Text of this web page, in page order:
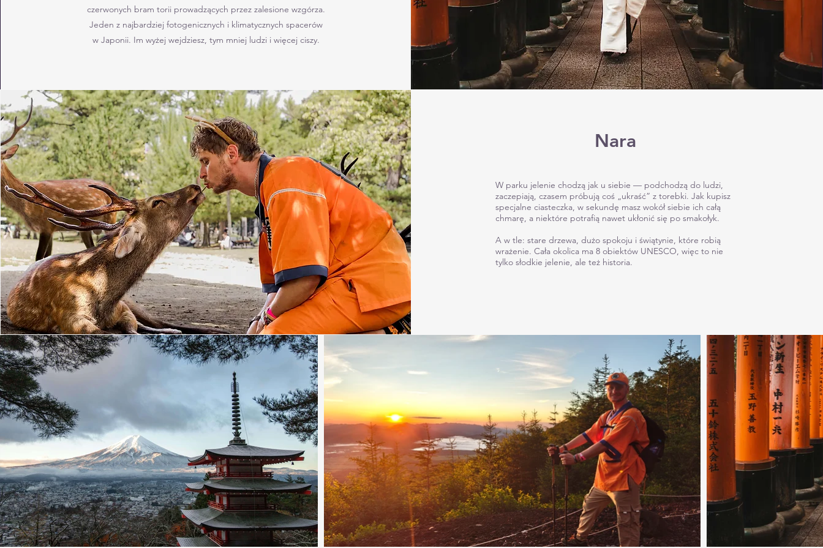
czerwonych bram torii prowadzących przez zalesione wzgórza.
Jeden z najbardziej fotogenicznych i klimatycznych spacerów
w Japonii. Im wyżej wejdziesz, tym mniej ludzi i więcej ciszy.
Nara
W parku jelenie chodzą jak u siebie — podchodzą do ludzi,
zaczepiają, czasem próbują coś „ukraść” z torebki. Jak kupisz
specjalne ciasteczka, w sekundę masz wokół siebie ich całą
chmarę, a niektóre potrafią nawet ukłonić się po smakołyk.
A w tle: stare drzewa, dużo spokoju i świątynie, które robią
wrażenie. Cała okolica ma 8 obiektów UNESCO, więc to nie
tylko słodkie jelenie, ale też historia.